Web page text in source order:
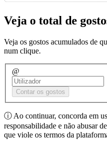
Veja o total de
Veja os gostos acumulados de
num clique.
@
Contar os gostos
ⓘAo continuar, concorda em
responsabilidade e não abusar
que viole os termos da